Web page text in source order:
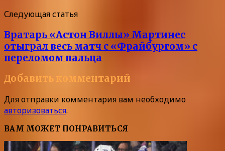
Следующая статья
Вратарь «Астон Виллы» Мартинес
отыграл весь матч с «Фрайбургом» с
переломом пальца
Добавить комментарий
Для отправки комментария вам необходимо
авторизоваться.
ВАМ МОЖЕТ ПОНРАВИТЬСЯ